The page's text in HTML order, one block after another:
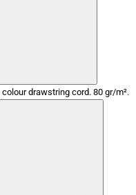
drawstring cord. 80 gr/m².